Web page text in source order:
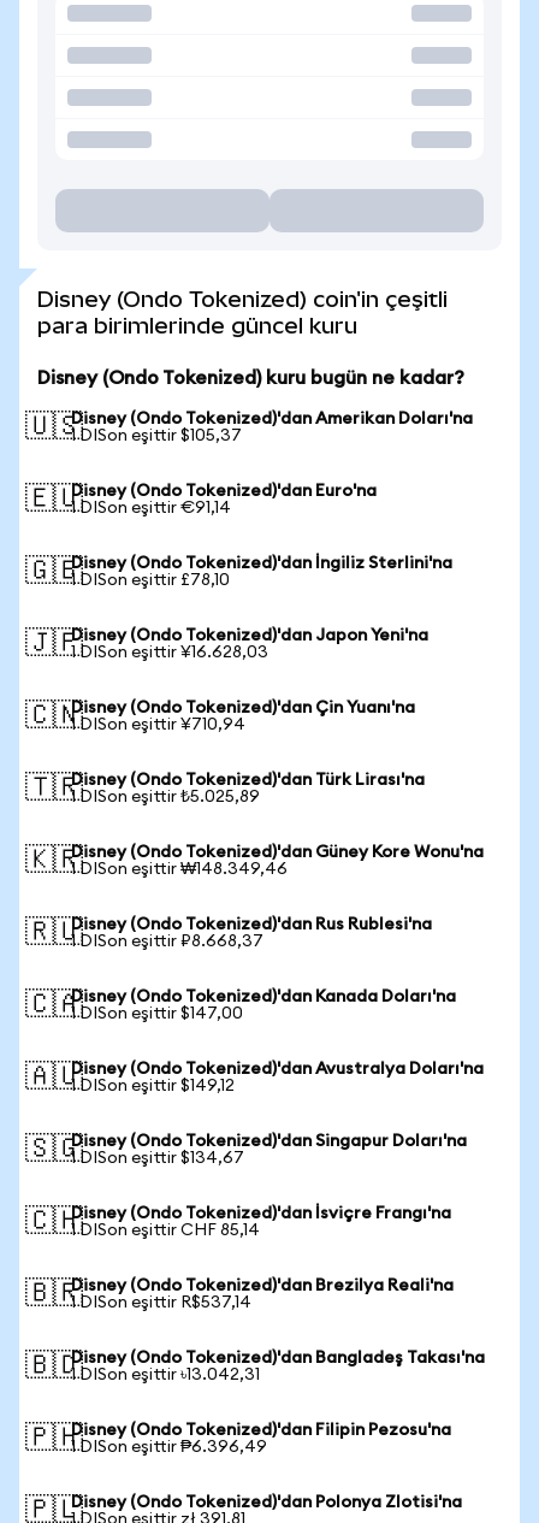
Disney (Ondo Tokenized) coin'in çeşitli
para birimlerinde güncel kuru
Disney (Ondo Tokenized) kuru bugün ne kadar?
🇺🇸Disney (Ondo Tokenized)'dan Amerikan Doları'na
1 DISon eşittir $105,37
🇪🇺Disney (Ondo Tokenized)'dan Euro'na
1 DISon eşittir €91,14
🇬🇧Disney (Ondo Tokenized)'dan İngiliz Sterlini'na
1 DISon eşittir £78,10
🇯🇵Disney (Ondo Tokenized)'dan Japon Yeni'na
1 DISon eşittir ¥16.628,03
🇨🇳Disney (Ondo Tokenized)'dan Çin Yuanı'na
1 DISon eşittir ¥710,94
🇹🇷Disney (Ondo Tokenized)'dan Türk Lirası'na
1 DISon eşittir ₺5.025,89
🇰🇷Disney (Ondo Tokenized)'dan Güney Kore Wonu'na
1 DISon eşittir ₩148.349,46
🇷🇺Disney (Ondo Tokenized)'dan Rus Rublesi'na
1 DISon eşittir ₽8.668,37
🇨🇦Disney (Ondo Tokenized)'dan Kanada Doları'na
1 DISon eşittir $147,00
🇦🇺Disney (Ondo Tokenized)'dan Avustralya Doları'na
1 DISon eşittir $149,12
🇸🇬Disney (Ondo Tokenized)'dan Singapur Doları'na
1 DISon eşittir $134,67
🇨🇭Disney (Ondo Tokenized)'dan İsviçre Frangı'na
1 DISon eşittir CHF 85,14
🇧🇷Disney (Ondo Tokenized)'dan Brezilya Reali'na
1 DISon eşittir R$537,14
🇧🇩Disney (Ondo Tokenized)'dan Bangladeş Takası'na
1 DISon eşittir ৳13.042,31
🇵🇭Disney (Ondo Tokenized)'dan Filipin Pezosu'na
1 DISon eşittir ₱6.396,49
🇵🇱Disney (Ondo Tokenized)'dan Polonya Zlotisi'na
1 DISon eşittir zł 391,81